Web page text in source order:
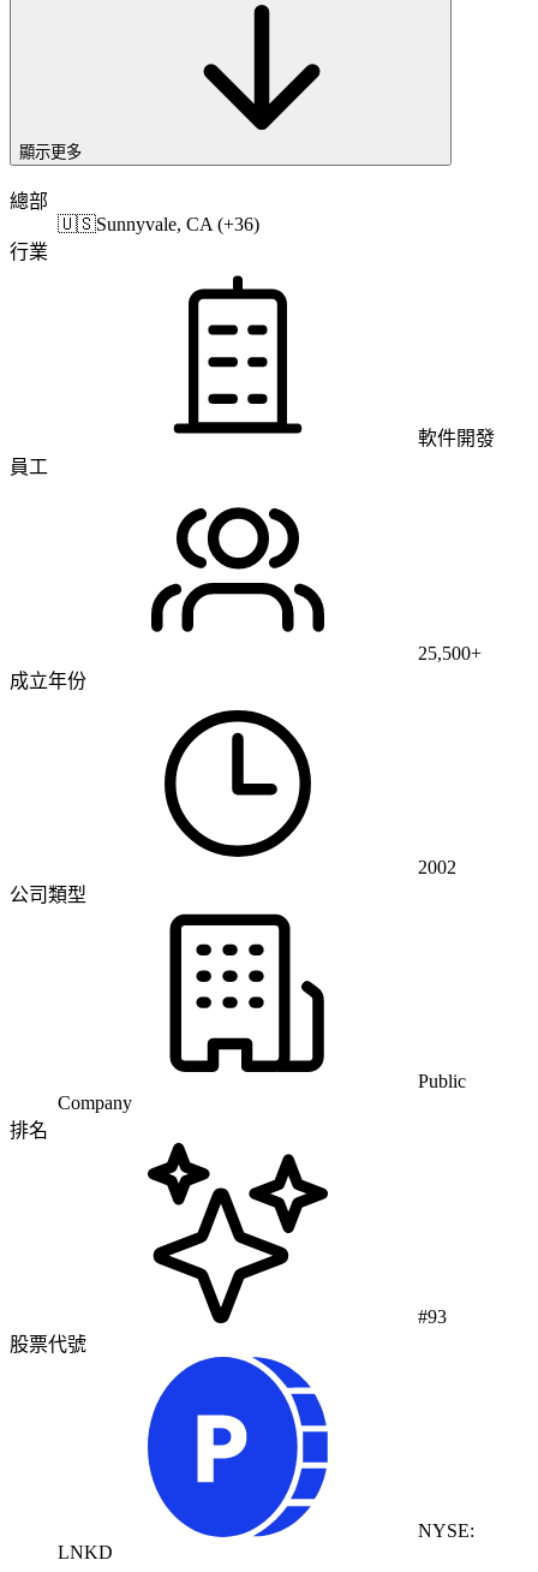
顯示更多
總部
🇺🇸Sunnyvale, CA (+36)
行業
軟件開發
員工
25,500+
成立年份
2002
公司類型
Public
Company
排名
#93
股票代號
NYSE:
LNKD